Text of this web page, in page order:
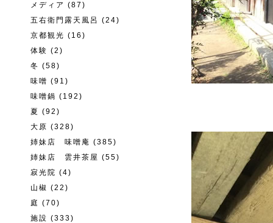
メディア (87)
五右衛門露天風呂 (24)
京都観光 (16)
体験 (2)
冬 (58)
味噌 (91)
味噌鍋 (192)
夏 (92)
大原 (328)
姉妹店 味噌庵 (385)
姉妹店 雲井茶屋 (55)
寂光院 (4)
山椒 (22)
庭 (70)
施設 (333)